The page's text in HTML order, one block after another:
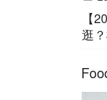
【
逛